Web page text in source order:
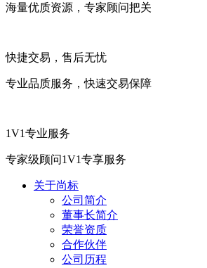
海量优质资源，专家顾问把关
快捷交易，售后无忧
专业品质服务，快速交易保障
1V1专业服务
专家级顾问1V1专享服务
关于尚标
公司简介
董事长简介
荣誉资质
合作伙伴
公司历程